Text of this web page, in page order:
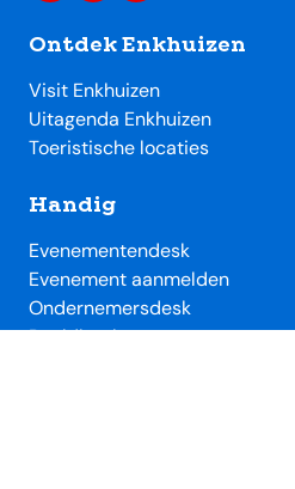
Ontdek Enkhuizen
Visit Enkhuizen
Uitagenda Enkhuizen
Toeristische locaties
Handig
Evenementendesk
Evenement aanmelden
Ondernemersdesk
Beeldbank